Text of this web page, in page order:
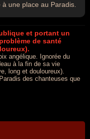
une place au Paradis.
et portant un
de santé
angélique. Ignorée du
à la fin de sa vie
long et douloureux).
des chanteuses que